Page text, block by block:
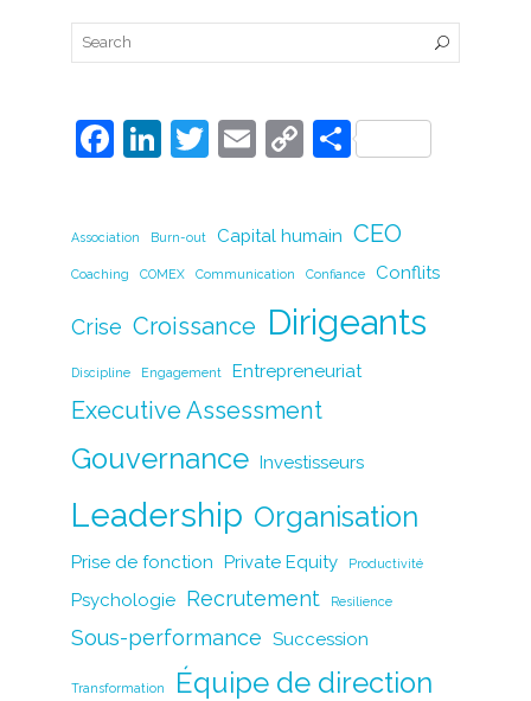
F
e
b
o
o
k
Li
e
dI
n
T
er
E
l
C
y
Li
n
k
P
ta
g
er
Association Burn-out Capital humain CEO
Coaching COMEX Communication Confiance Conflits
Crise Croissance Dirigeants
Discipline Engagement Entrepreneuriat
Executive Assessment
Gouvernance Investisseurs
Leadership Organisation
Prise de fonction Private Equity Productivité
Psychologie Recrutement Resilience
Sous-performance Succession
Transformation Équipe de direction